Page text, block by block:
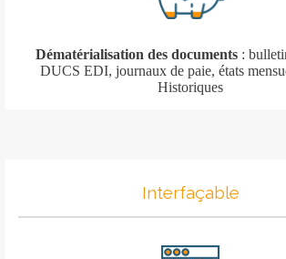
Dématérialisation des documents :
DUCS EDI, journaux de paie, états
Historiques
Interfaçable